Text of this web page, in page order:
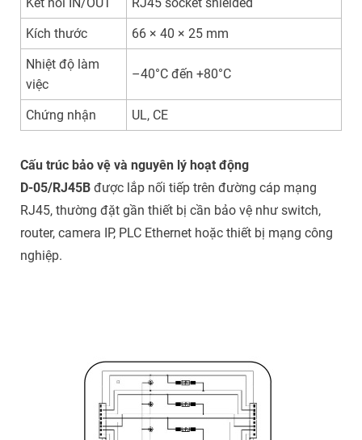
Kích thước
66 × 40 × 25 mm
Nhiệt độ làm
việc
–40°C đến +80°C
Chứng nhận UL, CE
Cấu trúc bảo vệ và nguyên lý hoạt động
D-05/RJ45Bđược lắp nối tiếp trên đường cáp mạng
RJ45, thường đặt gần thiết bị cần bảo vệ như switch,
router, camera IP, PLC Ethernet hoặc thiết bị mạng công
nghiệp.